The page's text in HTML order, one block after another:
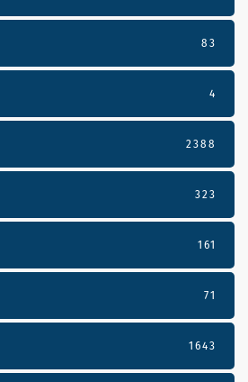
83
4
2388
323
161
71
1643